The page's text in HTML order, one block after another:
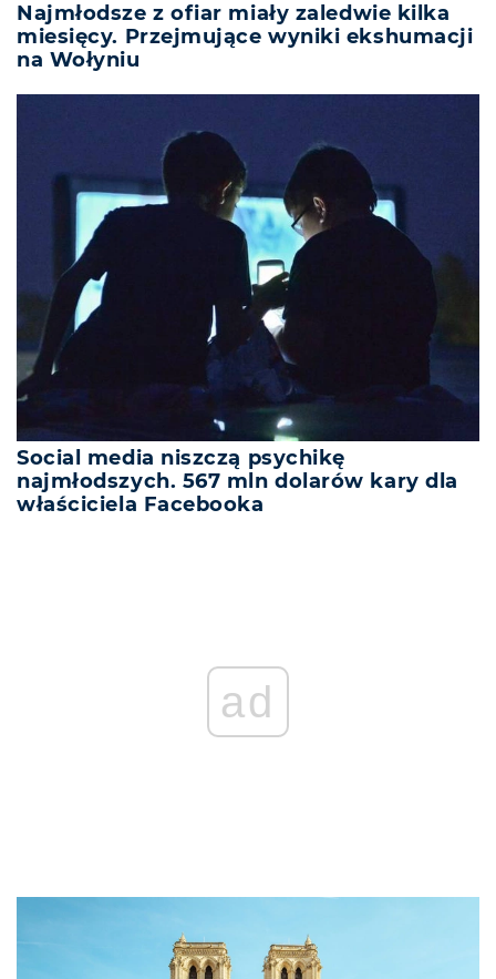
Najmłodsze z ofiar miały zaledwie kilka
miesięcy. Przejmujące wyniki ekshumacji
na Wołyniu
Social media niszczą psychikę
najmłodszych. 567 mln dolarów kary dla
właściciela Facebooka
ad